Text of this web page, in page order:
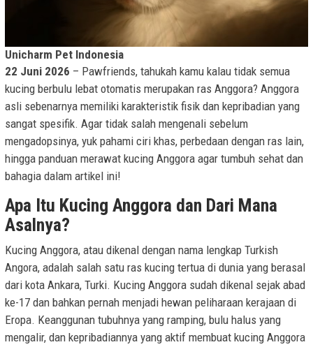
Unicharm Pet Indonesia
22 Juni 2026 – Pawfriends, tahukah kamu kalau tidak semua
kucing berbulu lebat otomatis merupakan ras Anggora? Anggora
asli sebenarnya memiliki karakteristik fisik dan kepribadian yang
sangat spesifik. Agar tidak salah mengenali sebelum
mengadopsinya, yuk pahami ciri khas, perbedaan dengan ras lain,
hingga panduan merawat kucing Anggora agar tumbuh sehat dan
bahagia dalam artikel ini!
Apa Itu Kucing Anggora dan Dari Mana
Asalnya?
Kucing Anggora, atau dikenal dengan nama lengkap Turkish
Angora, adalah salah satu ras kucing tertua di dunia yang berasal
dari kota Ankara, Turki. Kucing Anggora sudah dikenal sejak abad
ke-17 dan bahkan pernah menjadi hewan peliharaan kerajaan di
Eropa. Keanggunan tubuhnya yang ramping, bulu halus yang
mengalir, dan kepribadiannya yang aktif membuat kucing Anggora